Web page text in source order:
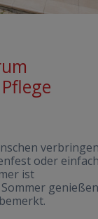
oder
ist